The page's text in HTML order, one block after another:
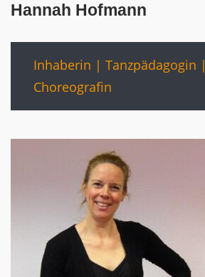
Hannah Hofmann
Inhaberin | Tanzpädagogin |
Choreografin